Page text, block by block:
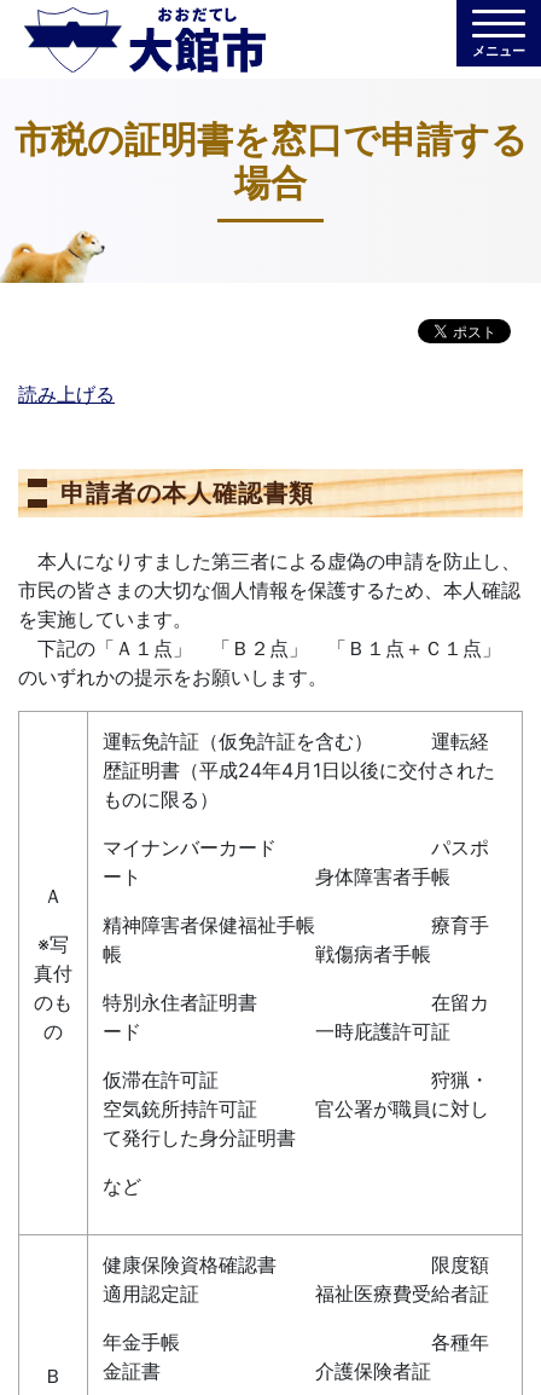
メニュー
市税の証明書を窓口で申請する
場合
読み上げる
申請者の本人確認書類
本人になりすました第三者による虚偽の申請を防止し、
市民の皆さまの大切な個人情報を保護するため、本人確認
を実施しています。
下記の「Ａ１点」 「Ｂ２点」 「Ｂ１点＋Ｃ１点」
のいずれかの提示をお願いします。
Ａ
※写
真付
のも
の
運転免許証（仮免許証を含む） 運転経
歴証明書（平成24年4月1日以後に交付された
ものに限る）
マイナンバーカード パスポ
ート 身体障害者手帳
精神障害者保健福祉手帳 療育手
帳 戦傷病者手帳
特別永住者証明書 在留カ
ード 一時庇護許可証
仮滞在許可証 狩猟・
空気銃所持許可証 官公署が職員に対し
て発行した身分証明書
など
Ｂ
健康保険資格確認書 限度額
適用認定証 福祉医療費受給者証
年金手帳 各種年
金証書 介護保険者証